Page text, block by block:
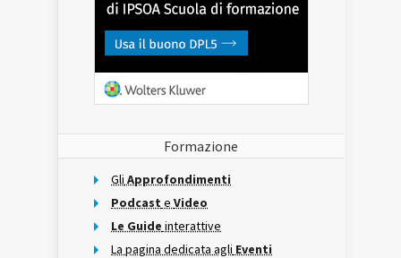
Formazione
Gli Approfondimenti
Podcast e Video
Le Guide interattive
La pagina dedicata agli Eventi